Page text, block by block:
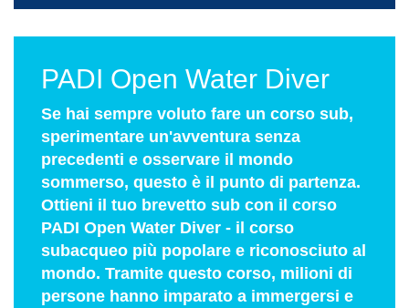
PADI Open Water Diver
Se hai sempre voluto fare un corso sub,
sperimentare un'avventura senza
precedenti e osservare il mondo
sommerso, questo è il punto di partenza.
Ottieni il tuo brevetto sub con il corso
PADI Open Water Diver - il corso
subacqueo più popolare e riconosciuto al
mondo. Tramite questo corso, milioni di
persone hanno imparato a immergersi e